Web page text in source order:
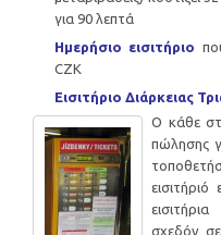
για 90 λεπτά
Ημερήσιο εισιτήριο
CZK
Εισιτήριο Διάρκειας
Ο κάθε
πώλησης
σχεδόν